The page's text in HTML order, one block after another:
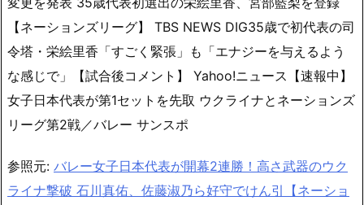
【ネーションズリーグ】 TBS NEWS DIG35歳で初代表の司
令塔・栄絵里香「すごく緊張」も「エナジーを与えるよう
な感じで」【試合後コメント】 Yahoo!ニュース【速報中】
女子日本代表が第1セットを先取 ウクライナとネーションズ
リーグ第2戦／バレー サンスポ
参照元: バレー女子日本代表が開幕2連勝！高さ武器のウク
ライナ撃破 石川真佑、佐藤淑乃ら好守でけん引【ネーショ